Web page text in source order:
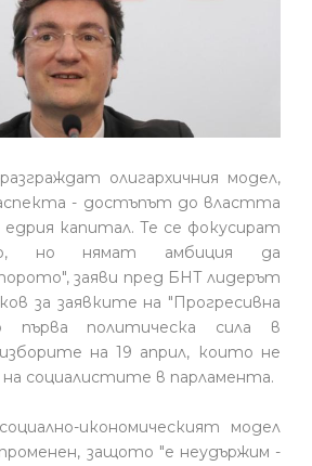
олигархичния модел,
- достъпът до властта
капитал. Те се фокусират
но нямат амбиция да
заяви пред БНТ лидерът
за заявките на "Прогресивна
първа политическа сила в
на 19 април, които не
социалистите в парламента.
икономическият модел
защото "е неудържим -